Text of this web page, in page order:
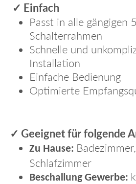
✓ Einfach
Passt in alle gängigen
Schalterrahmen
Schnelle und
Installation
Einfache Bedienung
Optimierte
✓ Geeignet für folgende
Zu Hause:
Schlafzimmer
Beschallung Gewerbe: